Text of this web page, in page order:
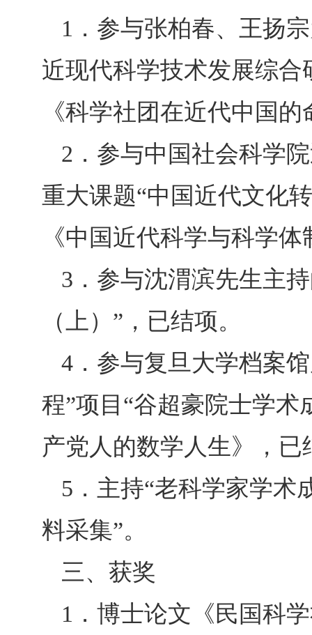
1 ．参与张柏春、王扬
近现代科学技术发展综合
《科学社团在近代中国
2 ．参与中国社会科学
重大课题“中国近代文化
《中国近代科学与科学
3 ．参与沈渭滨先生主
（上）”，已结项。
4 ．参与复旦大学档案
程”项目“谷超豪院士学
产党人的数学人生》，已
5 ．主持“老科学家学
料采集”。
三、获奖
1 ．博士论文《民国科